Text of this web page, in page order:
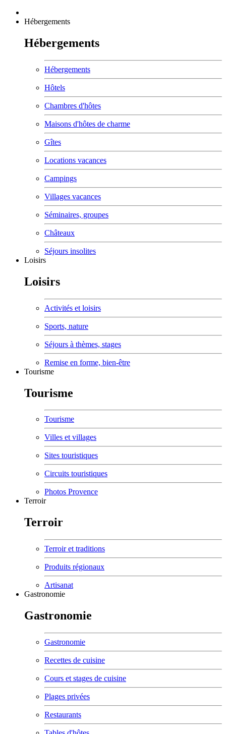
Hébergements
Hébergements
Hébergements
Hôtels
Chambres d'hôtes
Maisons d'hôtes de charme
Gîtes
Locations vacances
Campings
Villages vacances
Séminaires, groupes
Châteaux
Séjours insolites
Loisirs
Loisirs
Activités et loisirs
Sports, nature
Séjours à thèmes, stages
Remise en forme, bien-être
Tourisme
Tourisme
Tourisme
Villes et villages
Sites touristiques
Circuits touristiques
Photos Provence
Terroir
Terroir
Terroir et traditions
Produits régionaux
Artisanat
Gastronomie
Gastronomie
Gastronomie
Recettes de cuisine
Cours et stages de cuisine
Plages privées
Restaurants